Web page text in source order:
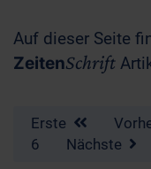
Auf dieser Seite
ZeitenSchrift
Erste
6
Nächste